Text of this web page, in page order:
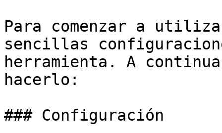
Para comenzar a
sencillas
herramienta. A
hacerlo:
### Configuración